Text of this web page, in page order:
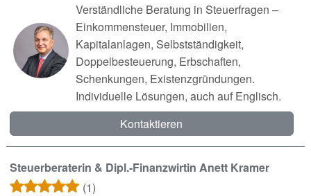
Verständliche Beratung in Steuerfragen –
Einkommensteuer, Immobilien,
Kapitalanlagen, Selbstständigkeit,
Doppelbesteuerung, Erbschaften,
Schenkungen, Existenzgründungen.
Individuelle Lösungen, auch auf Englisch.
Kontaktieren
Steuerberaterin & Dipl.-Finanzwirtin Anett Kramer
(1)